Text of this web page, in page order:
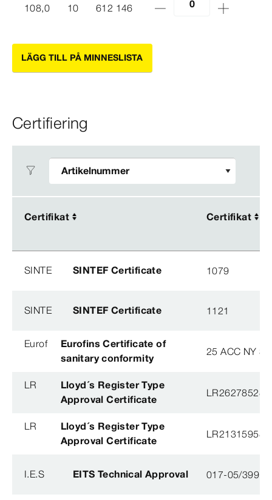
108,0 10 612 146
LÄGG TILL PÅ MINNESLISTA
Certifiering
Certifikat Certifikat
Certifikat Certifikat
SINTE SINTEF Certificate 1079
SINTE SINTEF Certificate 1121
Eurof
Eurofins Certificate of
sanitary conformity
25 ACC NY
LR
Lloyd´s Register Type
Approval Certificate
LR
Lloyd´s Register Type
Approval Certificate
I.E.S EITS Technical Approval 017-05/3991-